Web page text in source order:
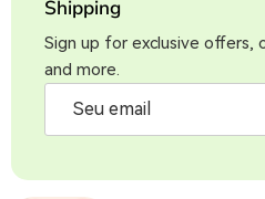
Shipping
Sign up for exclusive offers,
and more.